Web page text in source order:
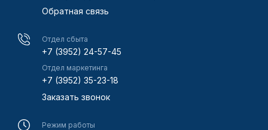
Обратная связь
Отдел сбыта
+7 (3952) 24-57-45
Отдел маркетинга
+7 (3952) 35-23-18
Заказать звонок
Режим работы